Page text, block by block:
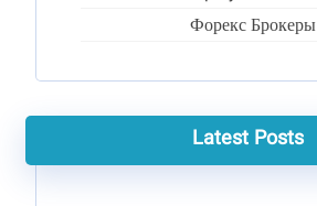
Форекс Брокеры
Latest Posts